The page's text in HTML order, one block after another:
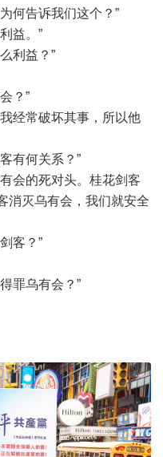
何告诉我们这个？”
益。”
利益？”
？”
经常破坏其事，所以他
有何关系？”
会的死对头。桂花剑客
消灭乌有会，我们就安全
客？”
罪乌有会？”